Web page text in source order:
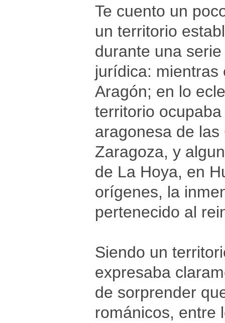
Te cuento un
un territorio
durante una
jurídica: mientras
Aragón; en lo
territorio
aragonesa de
Zaragoza, y
de La Hoya, en
orígenes, la
pertenecido al
Siendo un
expresaba
de sorprender
románicos, entre